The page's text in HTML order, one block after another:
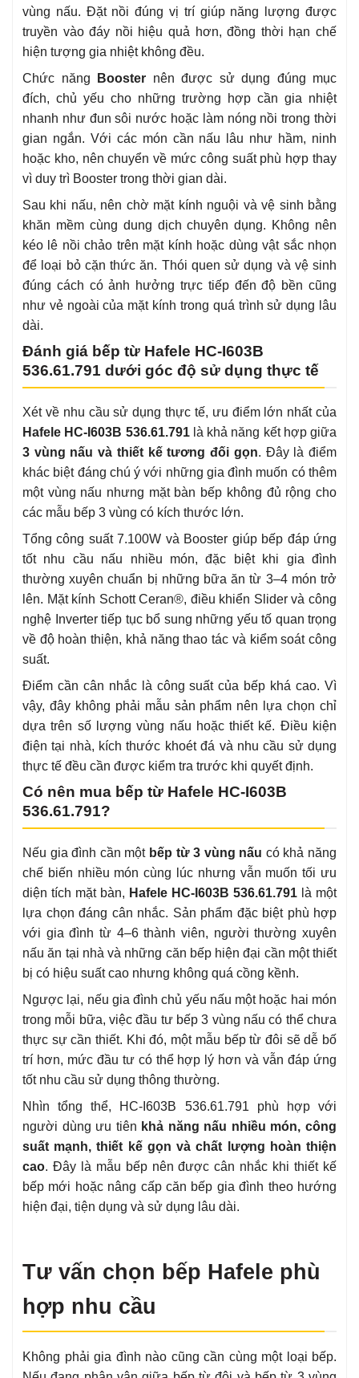
vùng nấu. Đặt nồi đúng vị trí giúp năng lượng được
truyền vào đáy nồi hiệu quả hơn, đồng thời hạn chế
hiện tượng gia nhiệt không đều.
Chức năng
Booster nên được sử dụng đúng mục
đích, chủ yếu cho những trường hợp cần gia nhiệt
nhanh như đun sôi nước hoặc làm nóng nồi trong thời
gian ngắn. Với các món cần nấu lâu như hầm, ninh
hoặc kho, nên chuyển về mức công suất phù hợp thay
vì duy trì Booster trong thời gian dài.
Sau khi nấu, nên chờ mặt kính nguội và vệ sinh bằng
khăn mềm cùng dung dịch chuyên dụng. Không nên
kéo lê nồi chảo trên mặt kính hoặc dùng vật sắc nhọn
để loại bỏ cặn thức ăn. Thói quen sử dụng và vệ sinh
đúng cách có ảnh hưởng trực tiếp đến độ bền cũng
như vẻ ngoài của mặt kính trong quá trình sử dụng lâu
dài.
Đánh giá bếp từ Hafele HC-I603B
536.61.791 dưới góc độ sử dụng thực tế
Xét về nhu cầu sử dụng thực tế, ưu điểm lớn nhất của
Hafele HC-I603B 536.61.791là khả năng kết hợp giữa
3 vùng nấu và thiết kế tương đối gọn. Đây là điểm
khác biệt đáng chú ý với những gia đình muốn có thêm
một vùng nấu nhưng mặt bàn bếp không đủ rộng cho
các mẫu bếp 3 vùng có kích thước lớn.
Tổng công suất 7.100W và Booster giúp bếp đáp ứng
tốt nhu cầu nấu nhiều món, đặc biệt khi gia đình
thường xuyên chuẩn bị những bữa ăn từ 3–4 món trở
lên. Mặt kính Schott Ceran®, điều khiển Slider và công
nghệ Inverter tiếp tục bổ sung những yếu tố quan trọng
về độ hoàn thiện, khả năng thao tác và kiểm soát công
suất.
Điểm cần cân nhắc là công suất của bếp khá cao. Vì
vậy, đây không phải mẫu sản phẩm nên lựa chọn chỉ
dựa trên số lượng vùng nấu hoặc thiết kế. Điều kiện
điện tại nhà, kích thước khoét đá và nhu cầu sử dụng
thực tế đều cần được kiểm tra trước khi quyết định.
Có nên mua bếp từ Hafele HC-I603B
536.61.791?
Nếu gia đình cần một bếp từ 3 vùng nấu có khả năng
chế biến nhiều món cùng lúc nhưng vẫn muốn tối ưu
diện tích mặt bàn, Hafele HC-I603B 536.61.791 là một
lựa chọn đáng cân nhắc. Sản phẩm đặc biệt phù hợp
với gia đình từ 4–6 thành viên, người thường xuyên
nấu ăn tại nhà và những căn bếp hiện đại cần một thiết
bị có hiệu suất cao nhưng không quá cồng kềnh.
Ngược lại, nếu gia đình chủ yếu nấu một hoặc hai món
trong mỗi bữa, việc đầu tư bếp 3 vùng nấu có thể chưa
thực sự cần thiết. Khi đó, một mẫu bếp từ đôi sẽ dễ bố
trí hơn, mức đầu tư có thể hợp lý hơn và vẫn đáp ứng
tốt nhu cầu sử dụng thông thường.
Nhìn tổng thể, HC-I603B 536.61.791 phù hợp với
người dùng ưu tiên khả năng nấu nhiều món, công
suất mạnh, thiết kế gọn và chất lượng hoàn thiện
cao. Đây là mẫu bếp nên được cân nhắc khi thiết kế
bếp mới hoặc nâng cấp căn bếp gia đình theo hướng
hiện đại, tiện dụng và sử dụng lâu dài.
Tư vấn chọn bếp Hafele phù
hợp nhu cầu
Không phải gia đình nào cũng cần cùng một loại bếp.